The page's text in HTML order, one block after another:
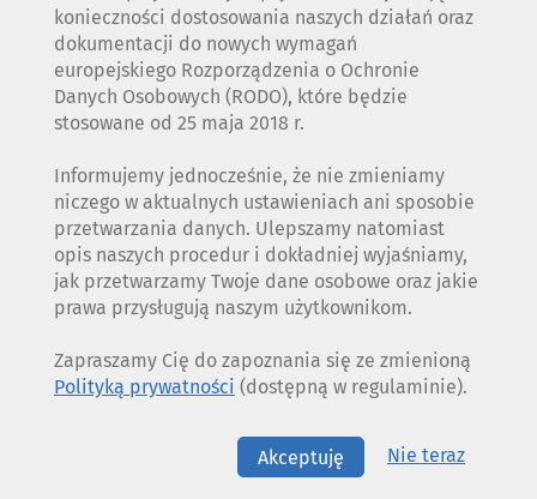
konieczności dostosowania naszych działań oraz
dokumentacji do nowych wymagań
europejskiego Rozporządzenia o Ochronie
Danych Osobowych (RODO), które będzie
stosowane od 25 maja 2018 r.
Informujemy jednocześnie, że nie zmieniamy
niczego w aktualnych ustawieniach ani sposobie
przetwarzania danych. Ulepszamy natomiast
opis naszych procedur i dokładniej wyjaśniamy,
jak przetwarzamy Twoje dane osobowe oraz jakie
prawa przysługują naszym użytkownikom.
Zapraszamy Cię do zapoznania się ze zmienioną
Polityką prywatności (dostępną w regulaminie).
Akceptuję Nie teraz